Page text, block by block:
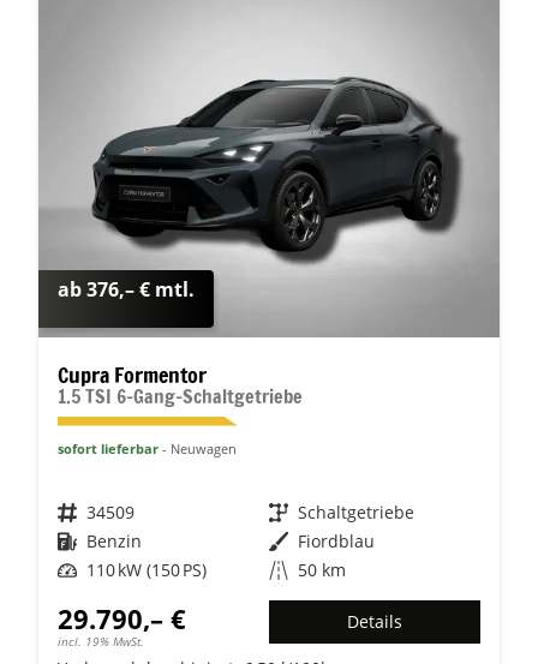
ab 376,– € mtl.
Cupra Formentor
1.5 TSI 6-Gang-Schaltgetriebe
sofort lieferbar Neuwagen
Fahrzeugnr. 34509 Getriebe Schaltgetriebe
Kraftstoff Benzin Außenfarbe Fiordblau
Leistung 110 kW (150 PS) Kilometerstand 50 km
29.790,– €
incl. 19% MwSt.
Details